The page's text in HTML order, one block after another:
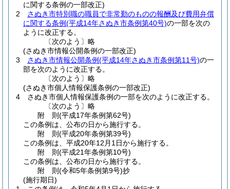
に関する条例の一部改正)
2
さぬき市特別職の職員で非常勤のものの報酬及び費用弁償
に関する条例(平成14年さぬき市条例第40号)の一部を次の
ように改正する。
〔次のよう〕略
(さぬき市情報公開条例の一部改正)
3
さぬき市情報公開条例(平成14年さぬき市条例第11号)の一
部を次のように改正する。
〔次のよう〕略
(さぬき市個人情報保護条例の一部改正)
4
さぬき市個人情報保護条例の一部を次のように改正する。
〔次のよう〕略
附 則(平成17年条例第62号)
この条例は、公布の日から施行する。
附 則(平成20年条例第39号)
この条例は、平成20年12月1日から施行する。
附 則(平成21年条例第10号)
この条例は、公布の日から施行する。
附 則(令和5年条例第9号)抄
(施行期日)